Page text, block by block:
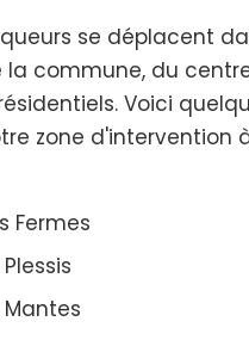
se déplacent
la commune, du
Voici
zone d'intervention
Fermes